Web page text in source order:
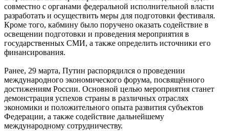
совместно с органами федеральной исполнительной власти
разработать и осуществить меры для подготовки фестиваля.
Кроме того, кабмину было поручено оказать содействие в
освещении подготовки и проведения мероприятия в
государственных СМИ, а также определить источники его
финансирования.
Ранее, 29 марта, Путин распорядился о проведении
международного экономического форума, посвящённого
достижениям России. Основной целью мероприятия станет
демонстрация успехов страны в различных отраслях
экономики и положительного опыта развития субъектов
Федерации, а также содействие дальнейшему
международному сотрудничеству.